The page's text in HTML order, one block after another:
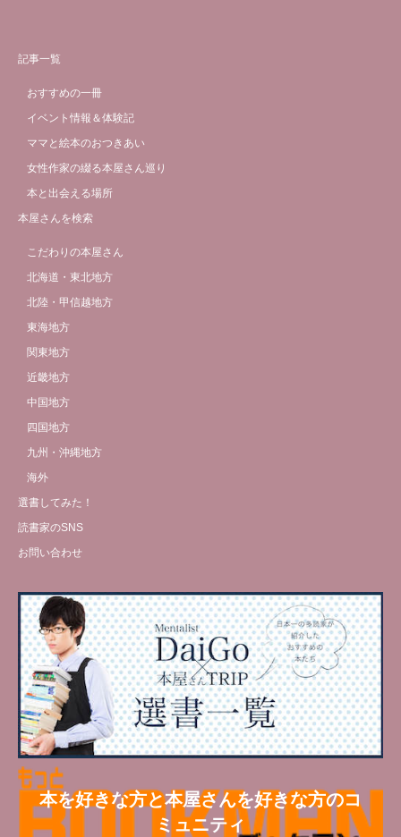
記事一覧
おすすめの一冊
イベント情報＆体験記
ママと絵本のおつきあい
女性作家の綴る本屋さん巡り
本と出会える場所
本屋さんを検索
こだわりの本屋さん
北海道・東北地方
北陸・甲信越地方
東海地方
関東地方
近畿地方
中国地方
四国地方
九州・沖縄地方
海外
選書してみた！
読書家のSNS
お問い合わせ
本を好きな方と本屋さんを好きな方のコ
ミュニティ